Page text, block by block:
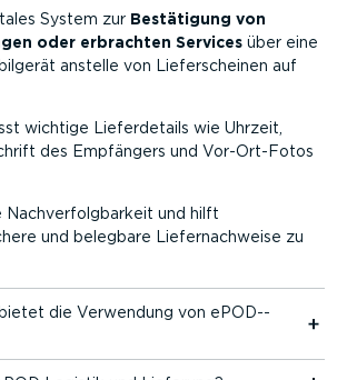
System zur Bestätigung von
oder erbrachten Services über eine
anstelle von Liefer­scheinen auf
wichtige Liefer­de­tails wie Uhrzeit,
des Empfängers und Vor-Or­t-­Fotos
Nachver­folg­barkeit und hilft
und belegbare Liefer­nach­weise zu
die Verwendung von ePOD-­